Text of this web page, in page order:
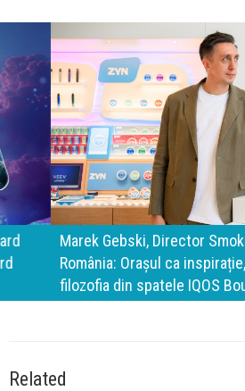
Marek Gebski, Director Smoke-Free
România: Orașul ca inspirație,
filozofia din spatele IQOS Boutique
Related